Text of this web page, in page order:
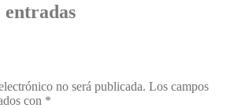
entradas
no será publicada. Los campos
con *